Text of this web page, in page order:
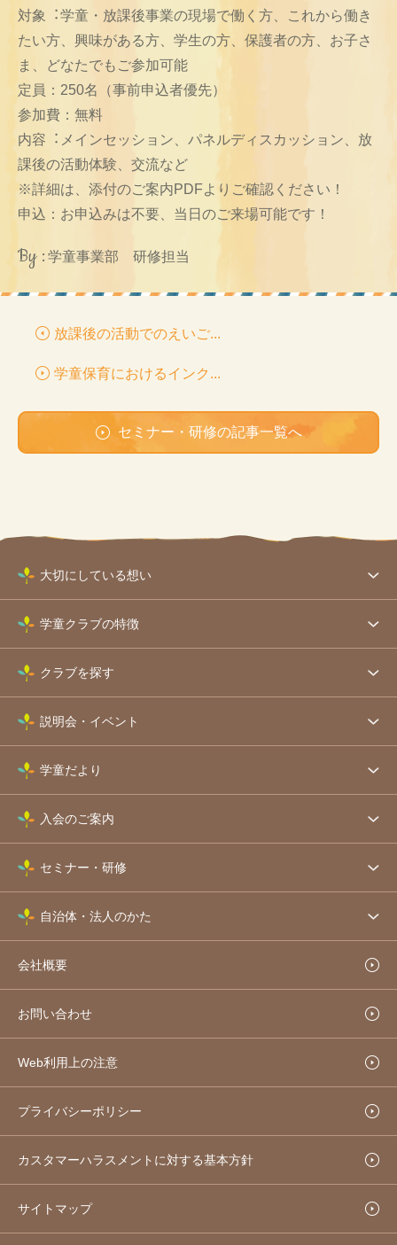
対象︓学童・放課後事業の現場で働く方、これから働き
たい方、興味がある方、学生の方、保護者の方、お子さ
ま、どなたでもご参加可能
定員：250名（事前申込者優先）
参加費：無料
内容︓メインセッション、パネルディスカッション、放
課後の活動体験、交流など
※詳細は、添付のご案内PDFよりご確認ください！
申込：お申込みは不要、当日のご来場可能です！
By : 学童事業部 研修担当
放課後の活動でのえいご...
学童保育におけるインク...
セミナー・研修の記事一覧へ
大切にしている想い
学童クラブの特徴
クラブを探す
説明会・イベント
学童だより
入会のご案内
セミナー・研修
自治体・法人のかた
会社概要
お問い合わせ
Web利用上の注意
プライバシーポリシー
カスタマーハラスメントに対する基本方針
サイトマップ